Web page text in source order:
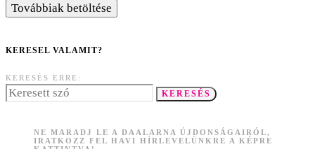
Továbbiak betöltése
KERESEL VALAMIT?
KERESÉS ERRE:
KERESÉS
NE MARADJ LE A DAALARNA ÚJDONSÁGAIRÓL,
IRATKOZZ FEL HAVI HÍRLEVELÜNKRE A KÉPRE